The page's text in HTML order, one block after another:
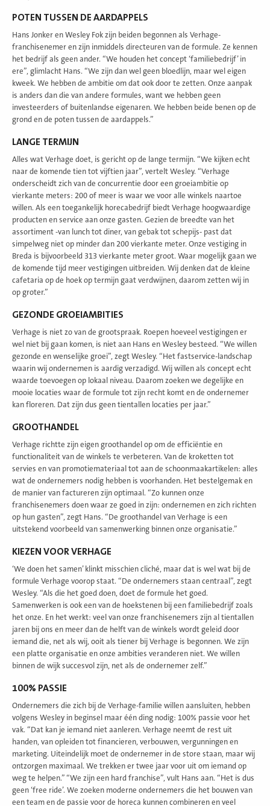
POTEN TUSSEN DE AARDAPPELS
Hans Jonker en Wesley Fok zijn beiden begonnen als Verhage-
franchisenemer en zijn inmiddels directeuren van de formule. Ze kennen
het bedrijf als geen ander. “We houden het concept ‘familiebedrijf’ in
ere”, glimlacht Hans. “We zijn dan wel geen bloedlijn, maar wel eigen
kweek. We hebben de ambitie om dat ook door te zetten. Onze aanpak
is anders dan die van andere formules, want we hebben geen
investeerders of buitenlandse eigenaren. We hebben beide benen op de
grond en de poten tussen de aardappels.”
LANGE TERMIJN
Alles wat Verhage doet, is gericht op de lange termijn. “We kijken echt
naar de komende tien tot vijftien jaar”, vertelt Wesley. “Verhage
onderscheidt zich van de concurrentie door een groeiambitie op
vierkante meters: 200 of meer is waar we voor alle winkels naartoe
willen. Als een toegankelijk horecabedrijf biedt Verhage hoogwaardige
producten en service aan onze gasten. Gezien de breedte van het
assortiment -van lunch tot diner, van gebak tot schepijs- past dat
simpelweg niet op minder dan 200 vierkante meter. Onze vestiging in
Breda is bijvoorbeeld 313 vierkante meter groot. Waar mogelijk gaan we
de komende tijd meer vestigingen uitbreiden. Wij denken dat de kleine
cafetaria op de hoek op termijn gaat verdwijnen, daarom zetten wij in
op groter.”
GEZONDE GROEIAMBITIES
Verhage is niet zo van de grootspraak. Roepen hoeveel vestigingen er
wel niet bij gaan komen, is niet aan Hans en Wesley besteed. “We willen
gezonde en wenselijke groei”, zegt Wesley. “Het fastservice-landschap
waarin wij ondernemen is aardig verzadigd. Wij willen als concept echt
waarde toevoegen op lokaal niveau. Daarom zoeken we degelijke en
mooie locaties waar de formule tot zijn recht komt en de ondernemer
kan floreren. Dat zijn dus geen tientallen locaties per jaar.”
GROOTHANDEL
Verhage richtte zijn eigen groothandel op om de efficiëntie en
functionaliteit van de winkels te verbeteren. Van de kroketten tot
servies en van promotiemateriaal tot aan de schoonmaakartikelen: alles
wat de ondernemers nodig hebben is voorhanden. Het bestelgemak en
de manier van factureren zijn optimaal. “Zo kunnen onze
franchisenemers doen waar ze goed in zijn: ondernemen en zich richten
op hun gasten”, zegt Hans. “De groothandel van Verhage is een
uitstekend voorbeeld van samenwerking binnen onze organisatie.”
KIEZEN VOOR VERHAGE
‘We doen het samen’ klinkt misschien cliché, maar dat is wel wat bij de
formule Verhage voorop staat. “De ondernemers staan centraal”, zegt
Wesley. “Als die het goed doen, doet de formule het goed.
Samenwerken is ook een van de hoekstenen bij een familiebedrijf zoals
het onze. En het werkt: veel van onze franchisenemers zijn al tientallen
jaren bij ons en meer dan de helft van de winkels wordt geleid door
iemand die, net als wij, ooit als tiener bij Verhage is begonnen. We zijn
een platte organisatie en onze ambities veranderen niet. We willen
binnen de wijk succesvol zijn, net als de ondernemer zelf.”
100% PASSIE
Ondernemers die zich bij de Verhage-familie willen aansluiten, hebben
volgens Wesley in beginsel maar één ding nodig: 100% passie voor het
vak. “Dat kan je iemand niet aanleren. Verhage neemt de rest uit
handen, van opleiden tot financieren, verbouwen, vergunningen en
marketing. Uiteindelijk moet de ondernemer in de store staan, maar wij
ontzorgen maximaal. We trekken er twee jaar voor uit om iemand op
weg te helpen.” “We zijn een hard franchise”, vult Hans aan. “Het is dus
geen ‘free ride’. We zoeken moderne ondernemers die het bouwen van
een team en de passie voor de horeca kunnen combineren en veel